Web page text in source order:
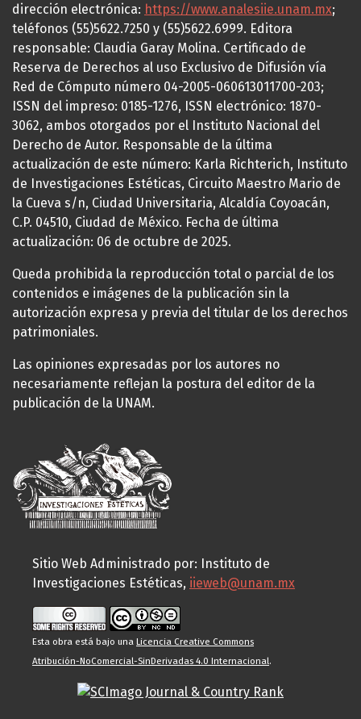
dirección electrónica: https://www.analesiie.unam.mx;
teléfonos (55)5622.7250 y (55)5622.6999. Editora
responsable: Claudia Garay Molina. Certificado de
Reserva de Derechos al uso Exclusivo de Difusión vía
Red de Cómputo número 04-2005-060613011700-203;
ISSN del impreso: 0185-1276, ISSN electrónico: 1870-
3062, ambos otorgados por el Instituto Nacional del
Derecho de Autor. Responsable de la última
actualización de este número: Karla Richterich, Instituto
de Investigaciones Estéticas, Circuito Maestro Mario de
la Cueva s/n, Ciudad Universitaria, Alcaldía Coyoacán,
C.P. 04510, Ciudad de México. Fecha de última
actualización: 06 de octubre de 2025.
Queda prohibida la reproducción total o parcial de los
contenidos e imágenes de la publicación sin la
autorización expresa y previa del titular de los derechos
patrimoniales.
Las opiniones expresadas por los autores no
necesariamente reflejan la postura del editor de la
publicación de la UNAM.
Sitio Web Administrado por: Instituto de
Investigaciones Estéticas, iieweb@unam.mx
Esta obra está bajo una Licencia Creative Commons
Atribución-NoComercial-SinDerivadas 4.0 Internacional.